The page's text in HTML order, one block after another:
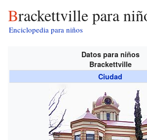
Brackettville para
Enciclopedia para niños
Datos para niños
Brackettville
Ciudad